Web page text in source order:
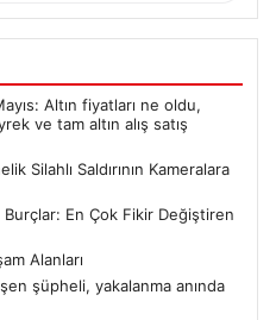
Altın fiyatları ne oldu,
ve tam altın alış satış
Silahlı Saldırının Kameralara
Burçlar: En Çok Fikir Değiştiren
Alanları
şüpheli, yakalanma anında